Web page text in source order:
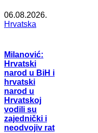
06.08.2026.
Hrvatska
Milanović:
Hrvatski
narod u BiH i
hrvatski
narod u
Hrvatskoj
vodili su
zajednički i
neodvojiv rat